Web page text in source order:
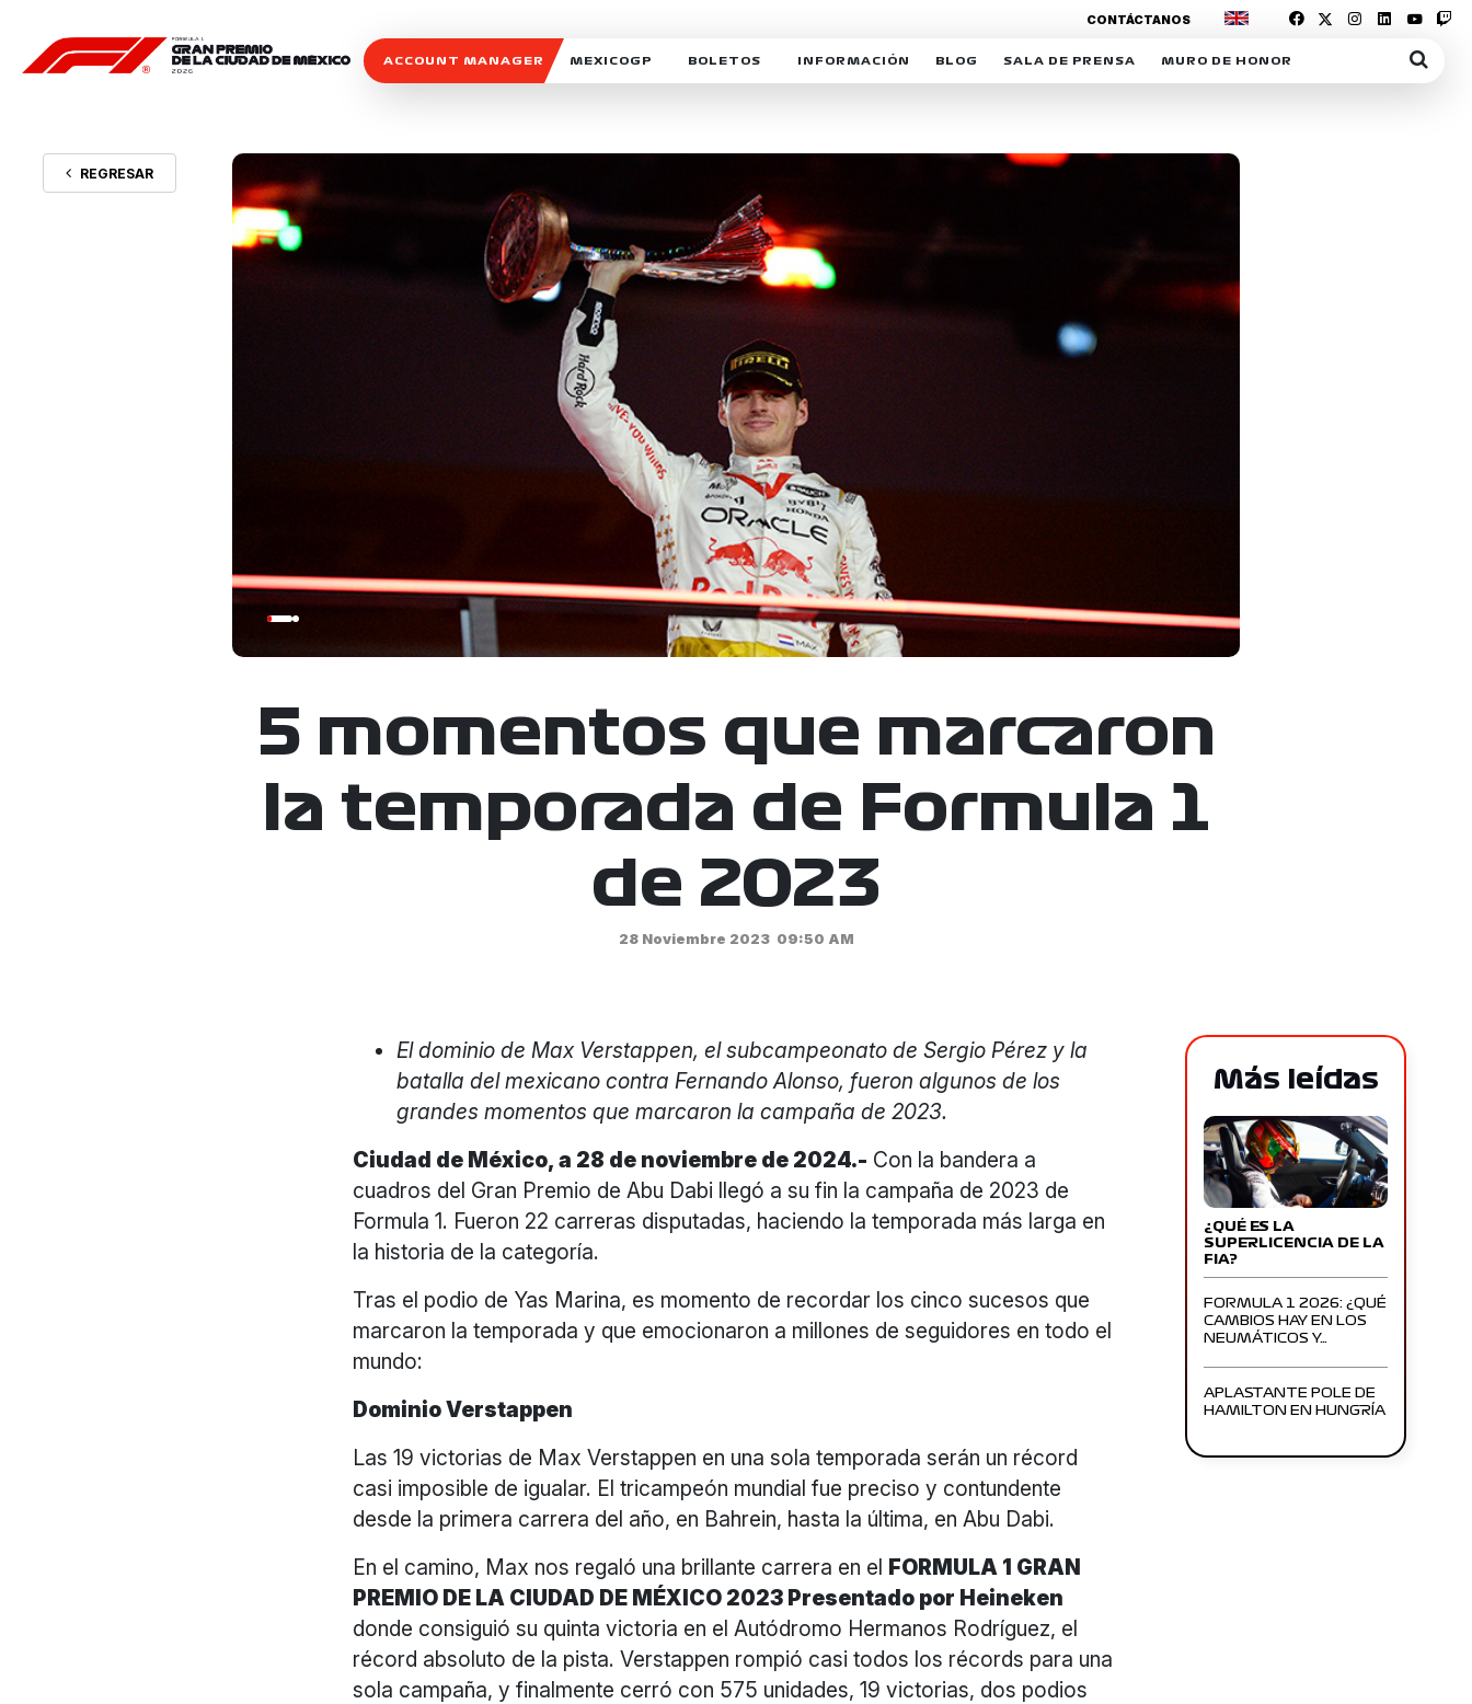
ACCOUNT MANAGER MEXICOGP
CELEBRA CON NOSOTROS
BOLETOS INFORMACIÓN
DERECHO DE PRIMERA OPCIÓN
MOTORSPORT ACADEMY
VOLUNTARIOS
EXPOSICIÓN FOTOGRÁFICA
CAMPEONATO
PATROCINADORES
LEGALES TICKETMASTER
BLOG
MEXICOGP
SALA DE PRENSA
ACREDITACIONES
MURO DE HONOR
CONTÁCTANOS
REGRESAR
5 momentos que marcaron
la temporada de Formula 1
de 2023
28 Noviembre 2023 09:50 AM
El dominio de Max Verstappen, el subcampeonato de Sergio Pérez y la
batalla del mexicano contra Fernando Alonso, fueron algunos de los
grandes momentos que marcaron la campaña de 2023.
Ciudad de México, a 28 de noviembre de 2024.- Con la bandera a
cuadros del Gran Premio de Abu Dabi llegó a su fin la campaña de 2023 de
Formula 1. Fueron 22 carreras disputadas, haciendo la temporada más larga en
la historia de la categoría.
Tras el podio de Yas Marina, es momento de recordar los cinco sucesos que
marcaron la temporada y que emocionaron a millones de seguidores en todo el
mundo:
Dominio Verstappen
Las 19 victorias de Max Verstappen en una sola temporada serán un récord
casi imposible de igualar. El tricampeón mundial fue preciso y contundente
desde la primera carrera del año, en Bahrein, hasta la última, en Abu Dabi.
En el camino, Max nos regaló una brillante carrera en el FORMULA 1 GRAN
PREMIO DE LA CIUDAD DE MÉXICO 2023 Presentado por Heineken
donde consiguió su quinta victoria en el Autódromo Hermanos Rodríguez, el
récord absoluto de la pista. Verstappen rompió casi todos los récords para una
sola campaña, y finalmente cerró con 575 unidades, 19 victorias, dos podios
Más leídas
¿QUÉ ES LA
SUPERLICENCIA DE LA
FIA?
FORMULA 1 2026: ¿QUÉ
CAMBIOS HAY EN LOS
NEUMÁTICOS Y…
APLASTANTE POLE DE
HAMILTON EN HUNGRÍA